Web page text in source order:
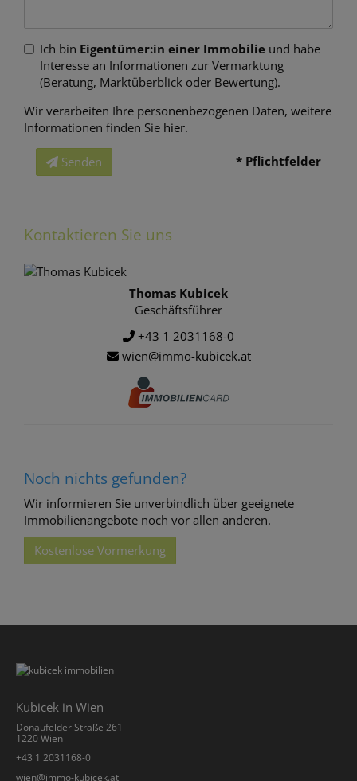
Ich bin Eigentümer:in einer Immobilie und habe
Interesse an Informationen zur Vermarktung
(Beratung, Marktüberblick oder Bewertung).
Wir verarbeiten Ihre personenbezogenen Daten, weitere
Informationen finden Sie hier.
Senden * Pflichtfelder
Kontaktieren Sie uns
Thomas Kubicek
Geschäftsführer
+43 1 2031168-0
wien@immo-kubicek.at
Noch nichts gefunden?
Wir informieren Sie unverbindlich über geeignete
Immobilienangebote noch vor allen anderen.
Kostenlose Vormerkung
Kubicek in Wien
Donaufelder Straße 261
1220 Wien
+43 1 2031168-0
­wien@immo-kubicek.at